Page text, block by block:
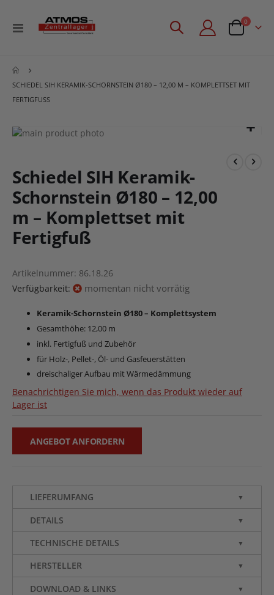
Navigation
0 Artikel
SCHIEDEL SIH KERAMIK-SCHORNSTEIN Ø180 – 12,00 M – KOMPLETTSET MIT
FERTIGFUSS
Zum
Bildgalerie
springen
der
Bildgalerie
springen
Schiedel SIH Keramik-
Schornstein Ø180 – 12,00
m – Komplettset mit
Fertigfuß
Artikelnummer 86.18.26
Verfügbarkeit:
momentan nicht vorrätig
Keramik-Schornstein Ø180 – Komplettsystem
Gesamthöhe: 12,00 m
inkl. Fertigfuß und Zubehör
für Holz-, Pellet-, Öl- und Gasfeuerstätten
dreischaliger Aufbau mit Wärmedämmung
Benachrichtigen Sie mich, wenn das Produkt wieder auf
Lager ist
ANGEBOT ANFORDERN
LIEFERUMFANG ▼
DETAILS ▼
TECHNISCHE DETAILS ▼
HERSTELLER ▼
DOWNLOAD & LINKS ▼